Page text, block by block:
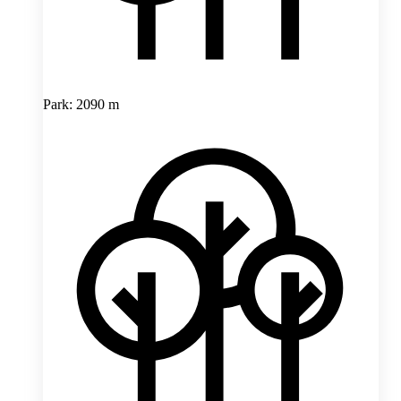
Park: 2090 m